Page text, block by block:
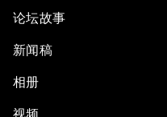
论坛故事
新闻稿
相册